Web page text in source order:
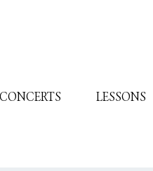
CONCERTS LESSONS